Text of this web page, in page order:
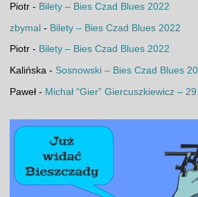
Piotr- Bilety – Bies Czad Blues 2022
zbymal- Bilety – Bies Czad Blues 2022
Piotr- Bilety – Bies Czad Blues 2022
Kalińska- Sosnowski – Bies Czad Blues
Paweł- Michał “Gier” Giercuszkiewicz –